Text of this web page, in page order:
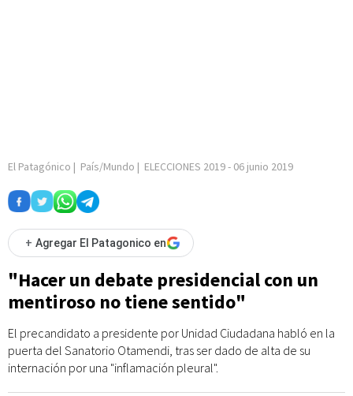
El Patagónico | País/Mundo | ELECCIONES 2019- 06 junio 2019
+ Agregar El Patagonico en
"Hacer un debate presidencial con un
mentiroso no tiene sentido"
El precandidato a presidente por Unidad Ciudadana habló en la
puerta del Sanatorio Otamendi, tras ser dado de alta de su
internación por una "inflamación pleural".